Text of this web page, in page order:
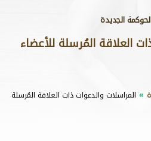
الجديدة
العلاقة المُرسلة للأعضاء
المراسلات والدعوات ذات العلاقة المُرسلة